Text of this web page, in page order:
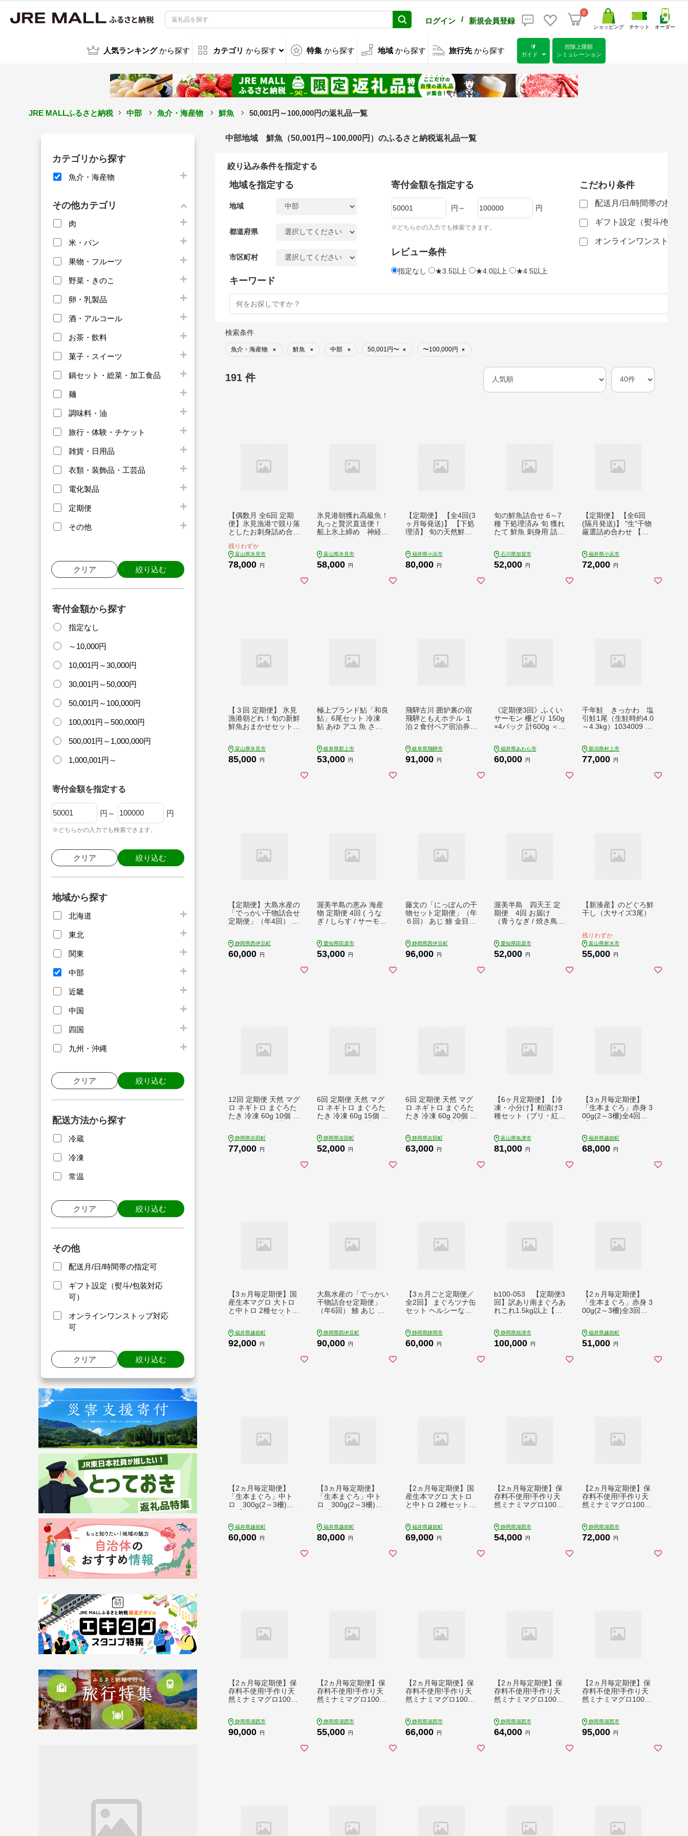
ログイン / 新規会員登録
0
ショッピング チケット オーダー
人気ランキング から探す カテゴリ から探す 特集 から探す 地域 から探す 旅行先 から探す
🔰
ガイド
控除上限額
シミュレーション
JRE MALLふるさと納税 中部 魚介・海産物 鮮魚 50,001円～100,000円の返礼品一覧
カテゴリから探す
魚介・海産物
その他カテゴリ
肉
米・パン
果物・フルーツ
野菜・きのこ
卵・乳製品
酒・アルコール
お茶・飲料
菓子・スイーツ
鍋セット・総菜・加工食品
麺
調味料・油
旅行・体験・チケット
雑貨・日用品
衣類・装飾品・工芸品
電化製品
定期便
その他
クリア 絞り込む
寄付金額から探す
指定なし
～10,000円
10,001円～30,000円
30,001円～50,000円
50,001円～100,000円
100,001円～500,000円
500,001円～1,000,000円
1,000,001円～
寄付金額を指定する
円～ 円
※どちらかの入力でも検索できます。
クリア 絞り込む
地域から探す
北海道
東北
関東
中部
近畿
中国
四国
九州・沖縄
クリア 絞り込む
配送方法から探す
冷蔵
冷凍
常温
クリア 絞り込む
その他
配送月/日/時間帯の指定可
ギフト設定（熨斗/包装対応
可）
オンラインワンストップ対応
可
クリア 絞り込む
中部地域 鮮魚（50,001円～100,000円）のふるさと納税返礼品一覧
絞り込み条件を指定する
地域を指定する
地域
都道府県
市区町村
寄付金額を指定する
円～ 円
※どちらかの入力でも検索できます。
レビュー条件
指定なし ★3.5以上 ★4.0以上 ★4.5以上
こだわり条件
配送月/日/時間帯の指定
ギフト設定（熨斗/包装
オンラインワンストップ
キーワード
検索条件
魚介・海産物 × 鮮魚 × 中部 × 50,001円〜 × 〜100,000円 ×
191 件
【偶数月 全6回 定期
便】氷見漁港で競り落
としたお刺身詰め合わ
残りわずか
富山県氷見市
78,000 円
氷見港朝獲れ高級魚！
丸っと贅沢直送便！
船上氷上締め 神経〆
クス
富山県氷見市
58,000 円
【定期便】 【全4回(3
ヶ月毎発送)】 【下処
理済】 旬の天然鮮魚
「若狭小浜港産地直
送」！ 小浜市 / 加福
福井県小浜市
80,000 円
旬の鮮魚詰合せ 6～7
種 下処理済み 旬 獲れ
たて 鮮魚 刺身用 詰合
つまみ 肴 国産 食品
復興 震災 コロナ 能登
石川県加賀市
52,000 円
【定期便】 【全6回
(隔月発送)】 "生"干物
厳選詰め合わせ 【加
加福鮮魚 【配送不可
地域：北海道・沖縄・
福井県小浜市
72,000 円
【３回 定期便】 氷見
漁港朝どれ！旬の新鮮
鮮魚おまかせセット
富山県氷見市
85,000 円
極上ブランド鮎「和良
鮎」6尾セット 冷凍
鮎 あゆ アユ 魚 さか
少 ギフト お中元 BBQ
バーベキュー 天然 わ
岐阜県郡上市
53,000 円
飛騨古川 囲炉裏の宿
飛騨ともえホテル １
泊２食付ペア宿泊券
岐阜県飛騨市
91,000 円
《定期便3回》ふくい
サーモン 柵どり 150g
×4パック 計600g ＜鮮
産 [aw002-f003]
福井県あわら市
60,000 円
千年鮭 きっかわ 塩
引鮭1尾（生鮭時約4.0
～4.3kg）1034009 ス
新潟県村上市
77,000 円
【定期便】大島水産の
「でっかい干物詰合せ
定期便」（年4回） 鯵
き ひもの みりん干し
定期便 年 4回 冷凍 西
静岡県西伊豆町
60,000 円
渥美半島の恵み 海産
物 定期便 4回 ( うな
ぎ / しらす / サーモン
ーモン ご当地 あさり
大あさり 蒲焼き 蒲焼
愛知県田原市
53,000 円
藤文の「にっぽんの干
物セット定期便」（年
６回） あじ 鯵 金目鯛
ひもの 一夜干し 定期
便 冷凍 西伊豆 伊豆
静岡県西伊豆町
96,000 円
渥美半島 四天王 定
期便 4回 お届け
（青うなぎ / 焼き鳥
肉 うなぎ 海鮮 豚肉
愛知県田原市
52,000 円
【新湊産】のどぐろ鮮
干し（大サイズ3尾）
残りわずか
富山県射水市
55,000 円
12回 定期便 天然 マグ
ロ ネギトロ まぐろた
たき 冷凍 60g 10個 計
1] 小分け 個包装 まぐ
ろのたたき 鮪 まぐろ
静岡県吉田町
77,000 円
6回 定期便 天然 マグ
ロ ネギトロ まぐろた
たき 冷凍 60g 15個 計
3] 小分け 個包装 まぐ
ろのたたき 鮪 まぐろ
静岡県吉田町
52,000 円
6回 定期便 天然 マグ
ロ ネギトロ まぐろた
たき 冷凍 60g 20個 計
6] 小分け 個包装 まぐ
ろのたたき 鮪 まぐろ
静岡県吉田町
63,000 円
【6ヶ月定期便】【冷
凍・小分け】粕漬け3
種セット（ブリ・紅
魚 粕漬け サーモン 鮭
天然ブリ 紅鮭 銀ダラ
富山県魚津市
81,000 円
【3ヵ月毎定期便】
「生本まぐろ」赤身 3
00g(2～3柵)全4回
【4085184】
福井県越前町
68,000 円
【3ヵ月毎定期便】国
産生本マグロ 大トロ
と中トロ 2種セット
道・沖縄】【408453
2】
福井県越前町
92,000 円
大島水産の「でっかい
干物詰合せ定期便」
（年6回） 鯵 あじ 真
もの みりん干し 定期
便 年 6回 冷凍 西伊豆
静岡県西伊豆町
90,000 円
【3ヵ月ごと定期便／
全2回】 まぐろツナ缶
セット ヘルシーな水
静岡県静岡市
60,000 円
b100-053 【定期便3
回】訳あり南まぐろあ
れこれ1.5kg以上【定
静岡県焼津市
100,000 円
【2ヵ月毎定期便】
「生本まぐろ」赤身 3
00g(2～3柵)全3回
【4085170】
福井県越前町
51,000 円
【2ヵ月毎定期便】
「生本まぐろ」中ト
ロ 300g(2～3柵)全3
【4084572】
福井県越前町
60,000 円
【3ヵ月毎定期便】
「生本まぐろ」中ト
ロ 300g(2～3柵)全4
【4084575】
福井県越前町
80,000 円
【2ヵ月毎定期便】国
産生本マグロ 大トロ
と中トロ 2種セット
道・沖縄】【408452
1】
福井県越前町
69,000 円
【2ヵ月毎定期便】保
存料不使用!手作り天
然ミナミマグロ100%
可地域：離島】【408
1852】
静岡県湖西市
54,000 円
【2ヵ月毎定期便】保
存料不使用!手作り天
然ミナミマグロ100%
可地域：離島】【408
1853】
静岡県湖西市
72,000 円
【2ヵ月毎定期便】保
存料不使用!手作り天
然ミナミマグロ100%
可地域：離島】【408
1854】
静岡県湖西市
90,000 円
【2ヵ月毎定期便】保
存料不使用!手作り天
然ミナミマグロ100%
可地域：離島】【408
1859】
静岡県湖西市
55,000 円
【2ヵ月毎定期便】保
存料不使用!手作り天
然ミナミマグロ100%
可地域：離島】【408
1860】
静岡県湖西市
66,000 円
【2ヵ月毎定期便】保
存料不使用!手作り天
然ミナミマグロ100%
可地域：離島】【408
1861】
静岡県湖西市
64,000 円
【2ヵ月毎定期便】保
存料不使用!手作り天
然ミナミマグロ100%
可地域：離島】【408
1862】
静岡県湖西市
95,000 円